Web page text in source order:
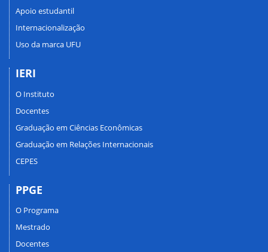
Apoio estudantil
Internacionalização
Uso da marca UFU
IERI
O Instituto
Docentes
Graduação em Ciências Econômicas
Graduação em Relações Internacionais
CEPES
PPGE
O Programa
Mestrado
Docentes